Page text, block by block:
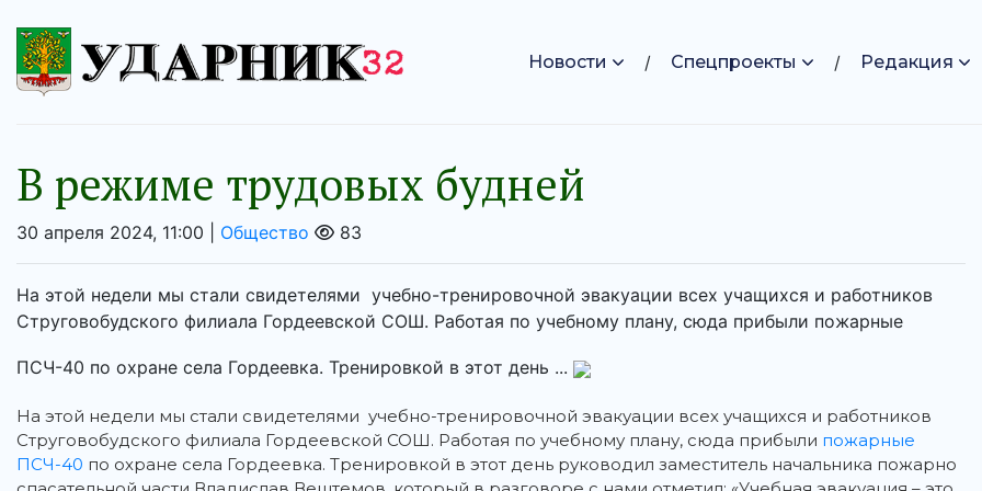
Новости Спецпроекты Редакция
В режиме трудовых будней
30 апреля 2024, 11:00 | Общество 83
На этой недели мы стали свидетелями учебно-тренировочной эвакуации всех учащихся и работников
Струговобудского филиала Гордеевской СОШ. Работая по учебному плану, сюда прибыли пожарные
ПСЧ-40 по охране села Гордеевка. Тренировкой в этот день ...
На этой недели мы стали свидетелями учебно-тренировочной эвакуации всех учащихся и работников
Струговобудского филиала Гордеевской СОШ. Работая по учебному плану, сюда прибыли пожарные
ПСЧ-40 по охране села Гордеевка. Тренировкой в этот день руководил заместитель начальника пожарно